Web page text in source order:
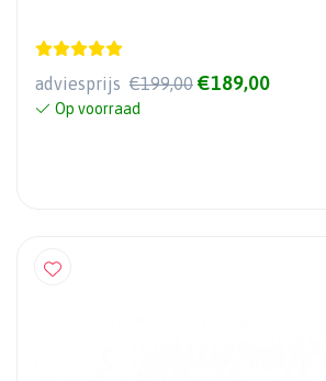
adviesprijs €199,00 €189,00
Op voorraad